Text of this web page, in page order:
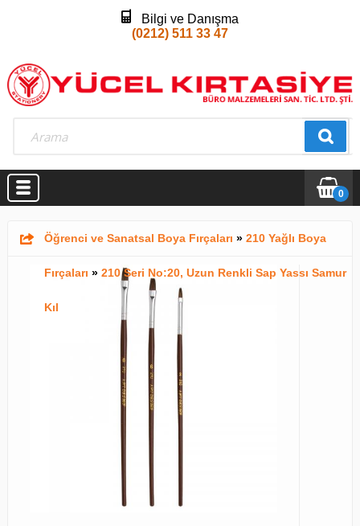
Bilgi ve Danışma
(0212) 511 33 47
0
Öğrenci ve Sanatsal Boya Fırçaları » 210 Yağlı Boya
Fırçaları » 210 Seri No:20, Uzun Renkli Sap Yassı Samur
Kıl